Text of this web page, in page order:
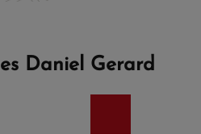
et toutes les envies.
Daniel Gerard